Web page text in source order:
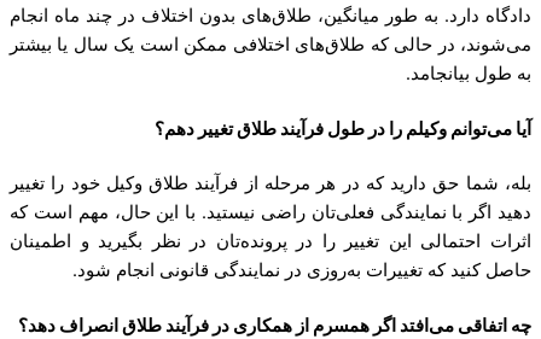
دادگاه دارد. به طور میانگین، طلاق‌های بدون اختلاف در چند ماه انجام
می‌شوند، در حالی که طلاق‌های اختلافی ممکن است یک سال یا بیشتر
به طول بیانجامد.
آیا می‌توانم وکیلم را در طول فرآیند طلاق تغییر دهم؟
بله، شما حق دارید که در هر مرحله از فرآیند طلاق وکیل خود را تغییر
دهید اگر با نمایندگی فعلی‌تان راضی نیستید. با این حال، مهم است که
اثرات احتمالی این تغییر را در پرونده‌تان در نظر بگیرید و اطمینان
حاصل کنید که تغییرات به‌روزی در نمایندگی قانونی انجام شود.
چه اتفاقی می‌افتد اگر همسرم از همکاری در فرآیند طلاق انصراف دهد؟